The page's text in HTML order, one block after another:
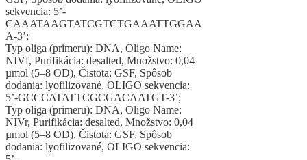
sekvencia: 5’-
CAAATAAGTATCGTCTGAAATTGGAA
A-3’;
Typ oliga (primeru): DNA, Oligo Name:
NIVf, Purifikácia: desalted, Množstvo: 0,04
µmol (5–8 OD), Čistota: GSF, Spôsob
dodania: lyofilizované, OLIGO sekvencia:
5’-GCCCATATTCGCGACAATGT-3’;
Typ oliga (primeru): DNA, Oligo Name:
NIVr, Purifikácia: desalted, Množstvo: 0,04
µmol (5–8 OD), Čistota: GSF, Spôsob
dodania: lyofilizované, OLIGO sekvencia: